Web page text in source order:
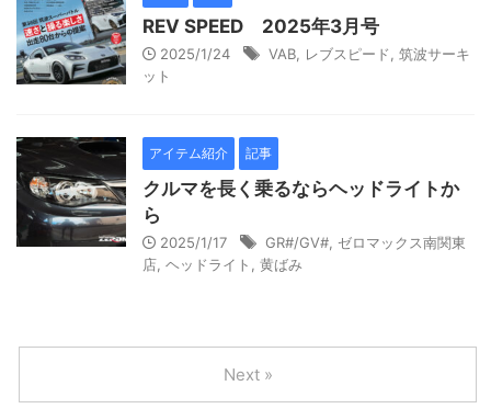
REV SPEED 2025年3月号
2025/1/24 VAB レブスピード
筑波サーキ
ット
アイテム紹介 記事
クルマを長く乗るならヘッドライトか
ら
2025/1/17 GR#/GV# ゼロマックス南関東
店 ヘッドライト 黄ばみ
Next »